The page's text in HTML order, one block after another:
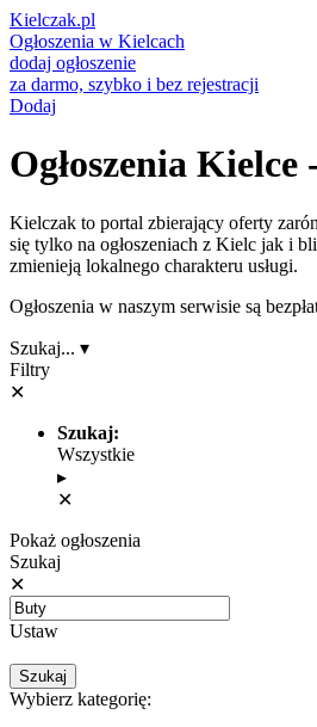
Kielczak.pl
Ogłoszenia w Kielcach
dodaj ogłoszenie
za darmo, szybko i bez rejestracji
Dodaj
Ogłoszenia
Kielczak to portal zbierający oferty
się tylko na ogłoszeniach z Kielc jak i
zmienieją lokalnego charakteru usługi.
Ogłoszenia w naszym serwisie są
Szukaj... ▾
Filtry
✕
Szukaj:
Wszystkie
▸
✕
Pokaż ogłoszenia
Szukaj
✕
Ustaw
Wybierz kategorię: